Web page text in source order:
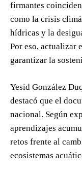
firmantes
como la crisis
hídricas y la
Por eso, actualizar
garantizar la
Yesid González
destacó que el
nacional. Según
aprendizajes
retos frente al
ecosistemas